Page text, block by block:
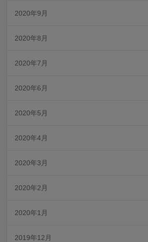
2020年9月
2020年8月
2020年7月
2020年6月
2020年5月
2020年4月
2020年3月
2020年2月
2020年1月
2019年12月